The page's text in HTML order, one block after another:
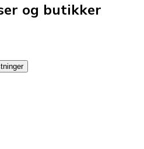
og butikker